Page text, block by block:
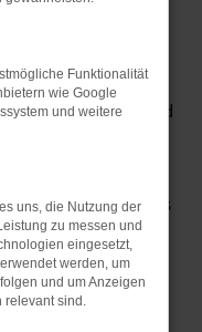
Hilux in Bautzen
Fahrzeug
der Wendigkeit und
perfekt auf den
andererseits ist der
Autobahn oder
erhalten Sie als
Wir bieten
als auch als
sparen möchte,
oder einen
Funktionalität
wie Google
und weitere
uns, die Nutzung der
zu messen und
eingesetzt,
werden, um
und um Anzeigen
relevant sind.